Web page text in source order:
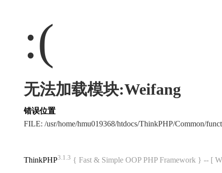
:(
无法加载模块:Weifang
错误位置
FILE: /usr/home/hmu019368/htdocs/ThinkPHP/Common/
ThinkPHP3.1.3 { Fast & Simple OOP PHP Framework } -- [